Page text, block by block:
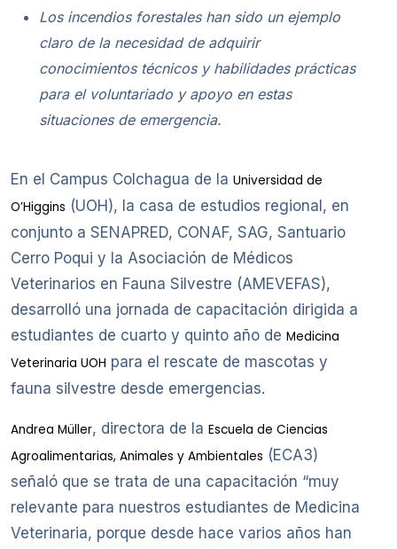
Los incendios forestales han sido un ejemplo
claro de la necesidad de adquirir
conocimientos técnicos y habilidades prácticas
para el voluntariado y apoyo en estas
situaciones de emergencia.
En el Campus Colchagua de la Universidad de
O’Higgins (UOH), la casa de estudios regional, en
conjunto a SENAPRED, CONAF, SAG, Santuario
Cerro Poqui y la Asociación de Médicos
Veterinarios en Fauna Silvestre (AMEVEFAS),
desarrolló una jornada de capacitación dirigida a
estudiantes de cuarto y quinto año de Medicina
Veterinaria UOH para el rescate de mascotas y
fauna silvestre desde emergencias.
Andrea Müller, directora de la Escuela de Ciencias
Agroalimentarias, Animales y Ambientales (ECA3)
señaló que se trata de una capacitación “muy
relevante para nuestros estudiantes de Medicina
Veterinaria, porque desde hace varios años han